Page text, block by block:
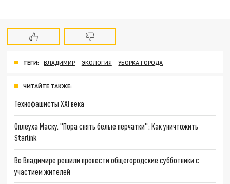
ТЕГИ: ВЛАДИМИР ЭКОЛОГИЯ УБОРКА ГОРОДА
ЧИТАЙТЕ ТАКЖЕ:
Технофашисты XXI века
Оплеуха Маску. "Пора снять белые перчатки": Как уничтожить
Starlink
Во Владимире решили провести общегородские субботники с
участием жителей